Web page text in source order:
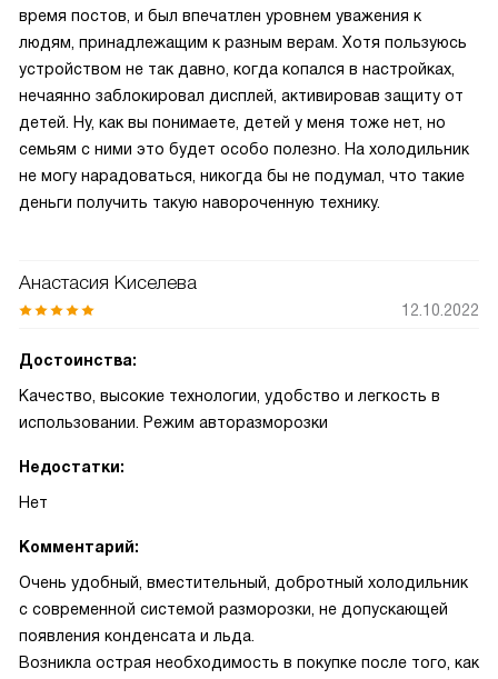
время постов, и был впечатлен уровнем уважения к
людям, принадлежащим к разным верам. Хотя пользуюсь
устройством не так давно, когда копался в настройках,
нечаянно заблокировал дисплей, активировав защиту от
детей. Ну, как вы понимаете, детей у меня тоже нет, но
семьям с ними это будет особо полезно. На холодильник
не могу нарадоваться, никогда бы не подумал, что такие
деньги получить такую навороченную технику.
Анастасия Киселева
12.10.2022
Достоинства:
Качество, высокие технологии, удобство и легкость в
использовании. Режим авторазморозки
Недостатки:
Нет
Комментарий:
Очень удобный, вместительный, добротный холодильник
с современной системой разморозки, не допускающей
появления конденсата и льда.
Возникла острая необходимость в покупке после того, как